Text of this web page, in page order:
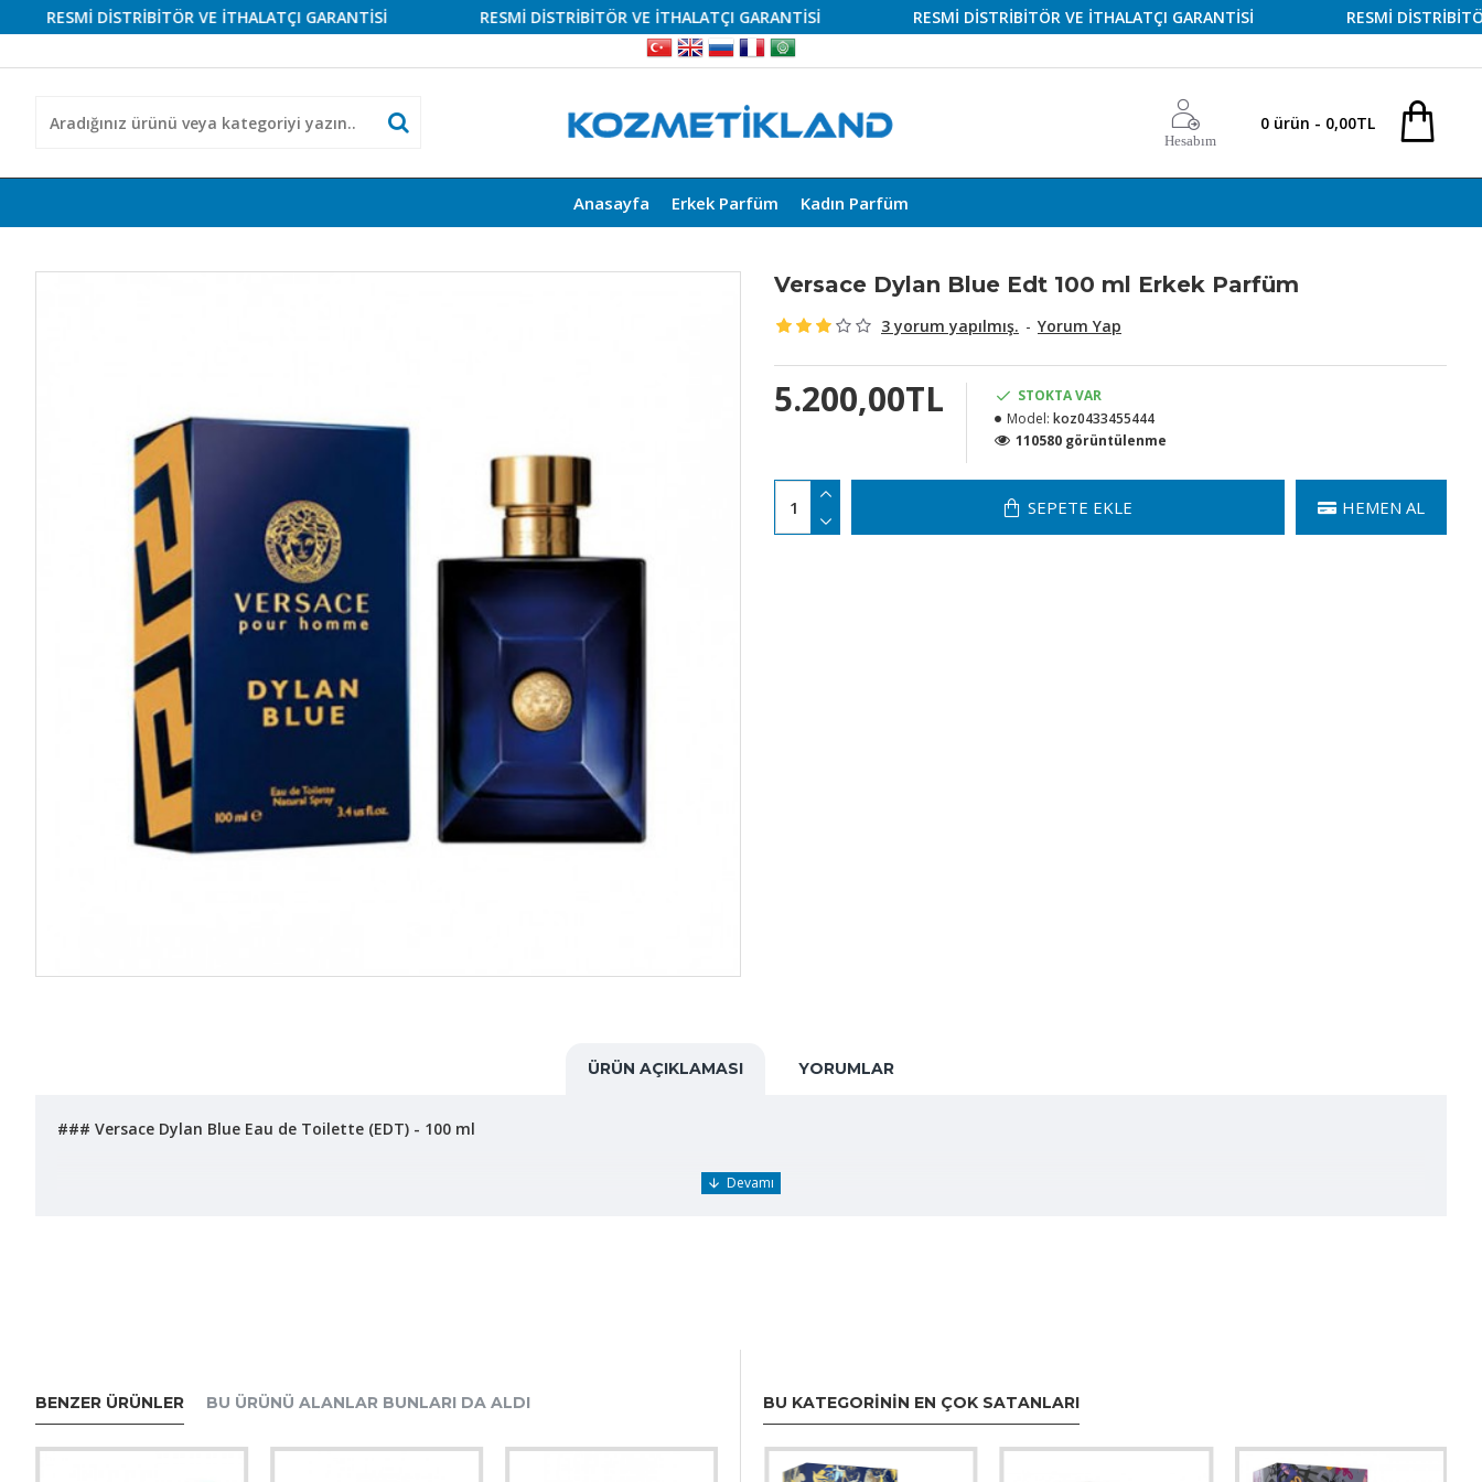
DİSTRİBİTÖR VE İTHALATÇI GARANTİSİ RESMİ DİSTRİBİTÖR VE İTHALATÇI GARANTİSİ RESMİ DİSTRİBİTÖR VE İTHALATÇI GARANTİSİ RESMİ DİSTRİBİTÖR
Hesabım
0 ürün - 0,00TL
Anasayfa Erkek Parfüm Kadın Parfüm
Versace Dylan Blue Edt 100 ml Erkek Parfüm
3 yorum yapılmış. - Yorum Yap
5.200,00TL
STOKTA VAR
Model: koz0433455444
110580 görüntülenme
SEPETE EKLE HEMEN AL
ÜRÜN AÇIKLAMASI YORUMLAR
### Versace Dylan Blue Eau de Toilette (EDT) - 100 ml
**Parfüm Sınıfı:** Aromatic Fougere
**Koku Ailesi:** Odunsu ve Aromatik
BENZER ÜRÜNLER BU ÜRÜNÜ ALANLAR BUNLARI DA ALDI BU KATEGORININ EN ÇOK SATANLARI